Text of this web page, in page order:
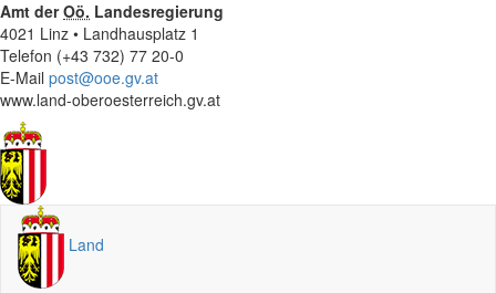
Amt derOö. Landesregierung
4021 Linz • Landhausplatz 1
Telefon (+43 732) 77 20-0
E-Mail post@ooe.gv.at
www.land-oberoesterreich.gv.at
Land